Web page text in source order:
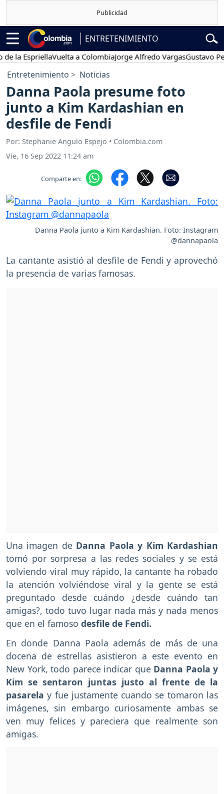
ENTRETENIMIENTO
Vuelta a ColombiaJorge Alfredo VargasGustavo Petro
Entretenimiento Noticias
Danna Paola presume foto
junto a Kim Kardashian en
desfile de Fendi
Por: Stephanie Angulo Espejo • Colombia.com
Vie, 16 Sep 2022 11:24 am
Comparte en:
Danna Paola junto a Kim Kardashian. Foto: Instagram
@dannapaola
La cantante asistió al desfile de Fendi y aprovechó
la presencia de varias famosas.
Una imagen de Danna Paola y Kim Kardashian
tomó por sorpresa a las redes sociales y se está
volviendo viral muy rápido, la cantante ha robado
la atención volviéndose viral y la gente se está
preguntado desde cuándo ¿desde cuándo tan
amigas?, todo tuvo lugar nada más y nada menos
que en el famoso desfile de Fendi.
En donde Danna Paola además de más de una
docena de estrellas asistieron a este evento en
New York, todo parece indicar que Danna Paola y
Kim se sentaron juntas justo al frente de la
pasarela y fue justamente cuando se tomaron las
imágenes, sin embargo curiosamente ambas se
ven muy felices y pareciera que realmente son
amigas.